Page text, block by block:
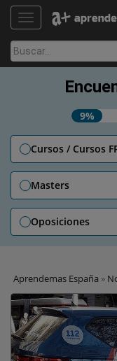
TOGGLE
Buscar:
9%
Cursos / Cursos
Masters
Oposiciones
Aprendemas España »
Cataluña convoca 850
preparar esta oposición